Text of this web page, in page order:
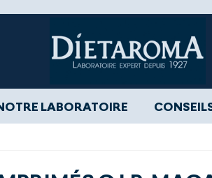
LABORATOIRE